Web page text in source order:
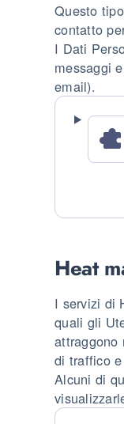
Questo
contatto
I Dati
messaggi
email).
Heat
I servizi di
quali gli
attraggono
di traffico
Alcuni di